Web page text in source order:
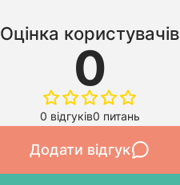
Оцінка користувачів
0
0 відгуків0 питань
Додати відгук